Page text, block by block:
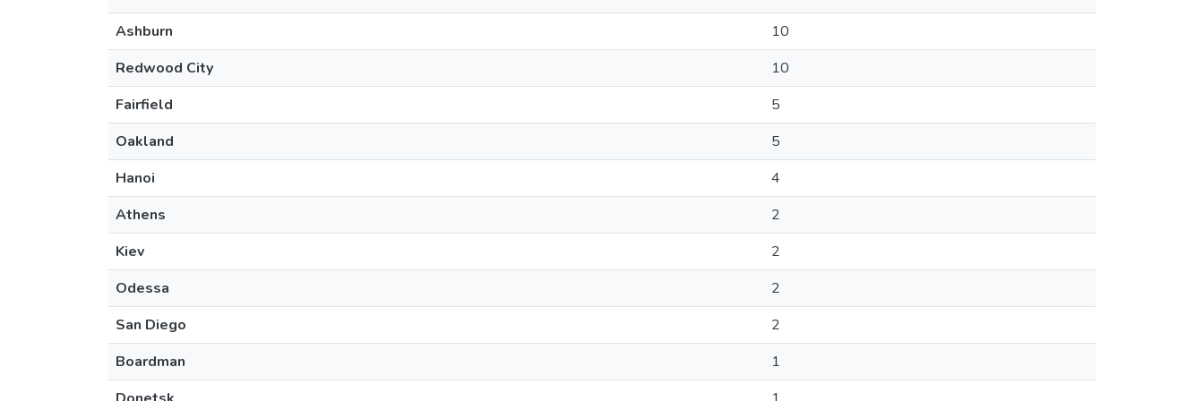
Ashburn
10
Redwood City
10
Fairfield
5
Oakland
5
Hanoi
4
Athens
2
Kiev
2
Odessa
2
San Diego
2
Boardman
1